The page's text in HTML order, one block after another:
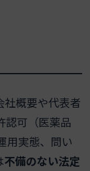
社概要や代表者
認可（医薬品
用実態、問い
不備のない法定